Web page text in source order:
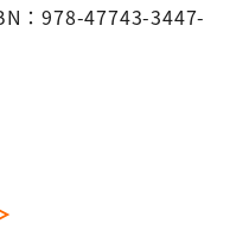
：978-47743-3447-